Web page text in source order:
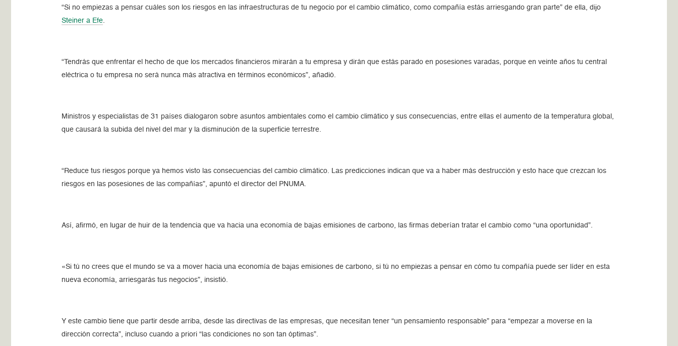
“Si no empiezas a pensar cuáles son los riesgos en las infraestructuras de tu negocio por el cambio climático, como compañía estás arriesgando gran parte” de ella, dijo
Steiner a Efe
“Tendrás que enfrentar el hecho de que los mercados financieros mirarán a tu empresa y dirán que estás parado en posesiones varadas, porque en veinte años tu central
eléctrica o tu empresa no será nunca más atractiva en términos económicos”, añadió.
Ministros y especialistas de 31 países dialogaron sobre asuntos ambientales como el cambio climático y sus consecuencias, entre ellas el aumento de la temperatura global,
que causará la subida del nivel del mar y la disminución de la superficie terrestre.
“Reduce tus riesgos porque ya hemos visto las consecuencias del cambio climático. Las predicciones indican que va a haber más destrucción y esto hace que crezcan los
riesgos en las posesiones de las compañías”, apuntó el director del PNUMA.
Así, afirmó, en lugar de huir de la tendencia que va hacia una economía de bajas emisiones de carbono, las firmas deberían tratar el cambio como “una oportunidad”.
«Si tú no crees que el mundo se va a mover hacia una economía de bajas emisiones de carbono, si tú no empiezas a pensar en cómo tu compañía puede ser líder en esta
nueva economía, arriesgarás tus negocios”, insistió.
Y este cambio tiene que partir desde arriba, desde las directivas de las empresas, que necesitan tener “un pensamiento responsable” para “empezar a moverse en la
dirección correcta”, incluso cuando a priori “las condiciones no son tan óptimas”.